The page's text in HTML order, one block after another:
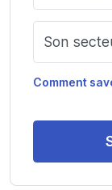
Comment